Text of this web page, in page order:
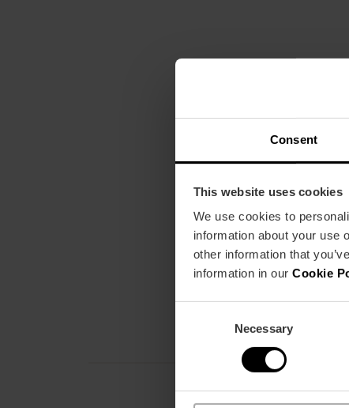
Consent
This website uses cookies
We use cookies to
information about your use
other information that
information in our Cookie
Necessary